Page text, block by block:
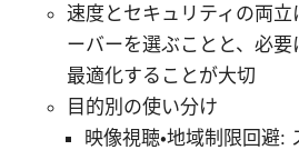
速度とセキュリティの両
ーバーを選ぶことと、必
最適化することが大切
目的別の使い分け
映像視聴・地域制限回避